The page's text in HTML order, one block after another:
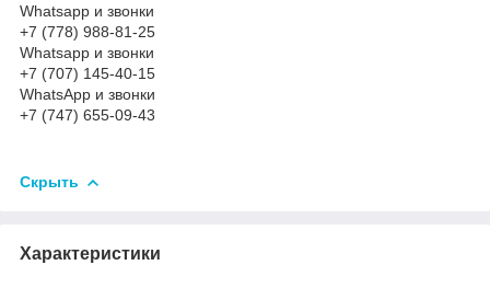
Whatsapp и звонки
+7 (778) 988-81-25
Whatsapp и звонки
+7 (707) 145-40-15
WhatsApp и звонки
+7 (747) 655-09-43
Скрыть
Характеристики